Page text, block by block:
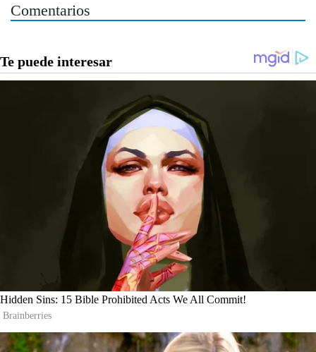
Comentarios